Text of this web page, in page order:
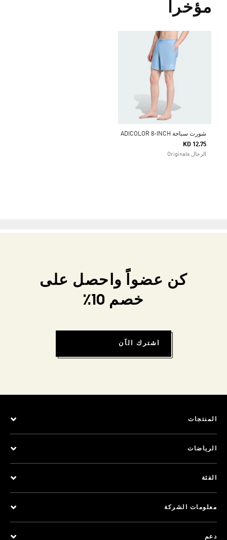
مؤخراً
شورت سباحة ADICOLOR 8-INCH
KD 12.75
الرجال Originals
كن عضواً واحصل على
خصم 10٪
اشترك الآن
المنتجات
الرياضات
الفئة
معلومات الشركة
دعم